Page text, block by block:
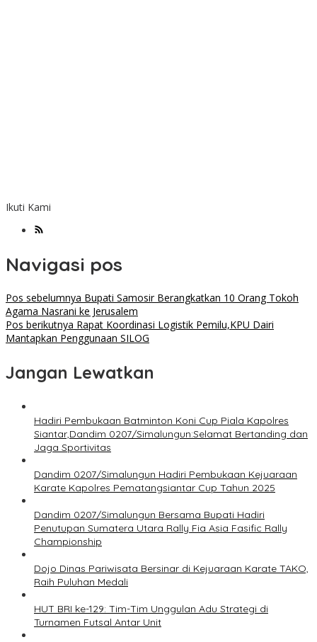
Ikuti Kami
Navigasi pos
Pos sebelumnya Bupati Samosir Berangkatkan 10 Orang Tokoh
Agama Nasrani ke Jerusalem
Pos berikutnya Rapat Koordinasi Logistik Pemilu,KPU Dairi
Mantapkan Penggunaan SILOG
Jangan Lewatkan
Hadiri Pembukaan Batminton Koni Cup Piala Kapolres
Siantar,Dandim 0207/Simalungun:Selamat Bertanding dan
Jaga Sportivitas
Dandim 0207/Simalungun Hadiri Pembukaan Kejuaraan
Karate Kapolres Pematangsiantar Cup Tahun 2025
Dandim 0207/Simalungun Bersama Bupati Hadiri
Penutupan Sumatera Utara Rally Fia Asia Fasific Rally
Championship
Dojo Dinas Pariwisata Bersinar di Kejuaraan Karate TAKO,
Raih Puluhan Medali
HUT BRI ke-129: Tim-Tim Unggulan Adu Strategi di
Turnamen Futsal Antar Unit